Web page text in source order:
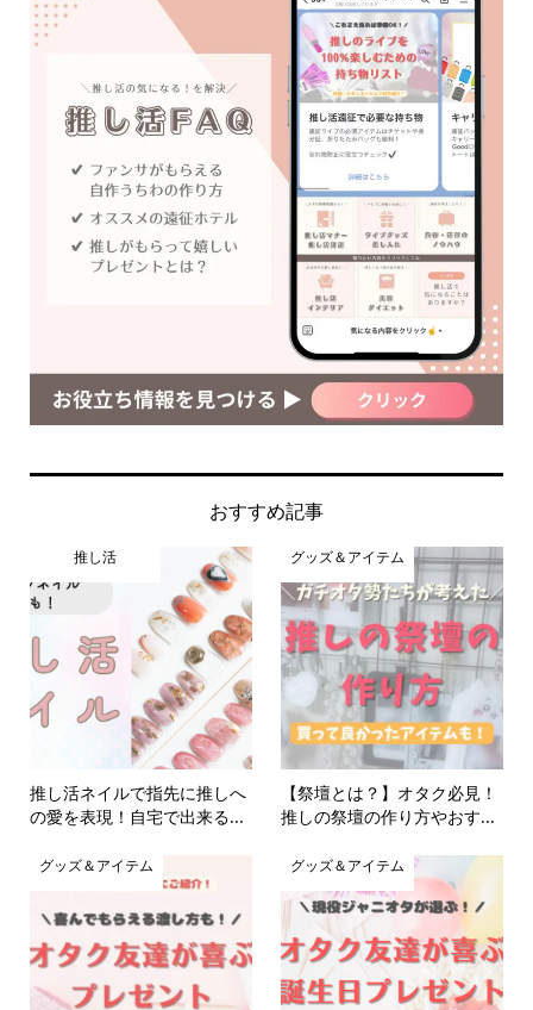
おすすめ記事
推し活
推し活ネイルで指先に推しへ
の愛を表現！自宅で出来る...
グッズ＆アイテム
【祭壇とは？】オタク必見！
推しの祭壇の作り方やおす...
グッズ＆アイテム グッズ＆アイテム